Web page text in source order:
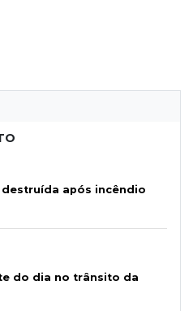
após incêndio
do dia no trânsito da